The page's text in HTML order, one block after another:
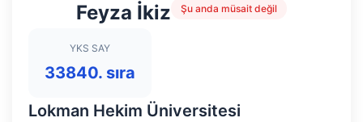
Feyza İkiz Şu anda müsait değil
YKS SAY
33840. sıra
Lokman Hekim Üniversitesi